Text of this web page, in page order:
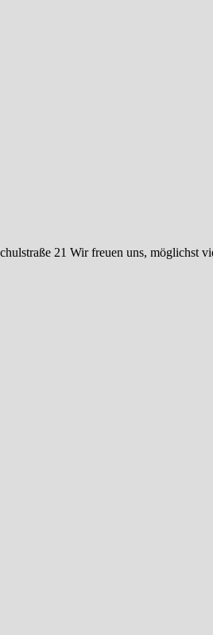
21 Wir freuen uns, möglichst